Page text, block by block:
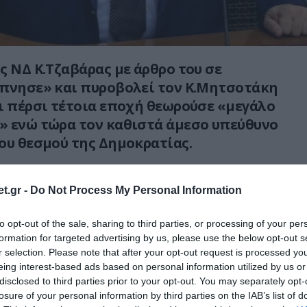
- Do Not Process My Personal Information
opt-out of the sale, sharing to third parties, or processing of your
for targeted advertising by us, please use the below opt-out
selection. Please note that after your opt-out request is processed
interest-based ads based on personal information utilized by us
to third parties prior to your opt-out. You may separately
of your personal information by third parties on the IAB’s list of
ΝΔ Κ.Τζαβάρας με άρθρο του σε
και πυροβολεί τον Κ.Μητσοτάκη
πέρσι τέτοια εποχή θεωρούσε «μεγάλο
ενώ τώρα τον καθιστά άμεσο υπεύθυνο
θεσμού της Δημοκρατίας.
«Δημοκρατία».
στοpronews.gr
ΑΡΘΡΟ